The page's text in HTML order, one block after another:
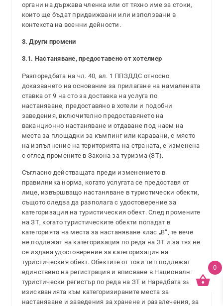
органи на държава членка или от тяхно име за стоки,
които ще бъдат придвижвани или използвани в
контекста на военни дейности.
3. Други промени
3.1. Настаняване, предоставено от хотелиер
Разпоредбата на чл. 40, ал. 1 ППЗДДС относно
доказването на основание за прилагане на намалената
ставка от 9 на сто за доставка на услуга по
настаняване, предоставяно в хотели и подобни
заведения, включително предоставянето на
ваканционно настаняване и отдаване под наем на
места за площадки за къмпинг или каравани, с място
на изпълнение на територията на страната, е изменена
с оглед промените в Закона за туризма (ЗТ).
Съгласно действащата преди изменението в
правилника норма, когато услугата се предоставя от
лице, извършващо настаняване в туристически обекти,
същото следва да разполага с удостоверение за
категоризация на туристическия обект. След промените
на ЗТ, когато туристическите обекти попадат в
категорията на места за настаняване клас „В“, те вече
не подлежат на категоризация по реда на ЗТ и за тях не
се издава удостоверение за категоризация на
туристическия обект. Обектите от този тип подлежат
единствено на регистрация и вписване в Националния
туристически регистър по реда на ЗТ и Наредбата за
изискванията към категоризираните места за
настаняване и заведения за хранене и развлечения, за
0